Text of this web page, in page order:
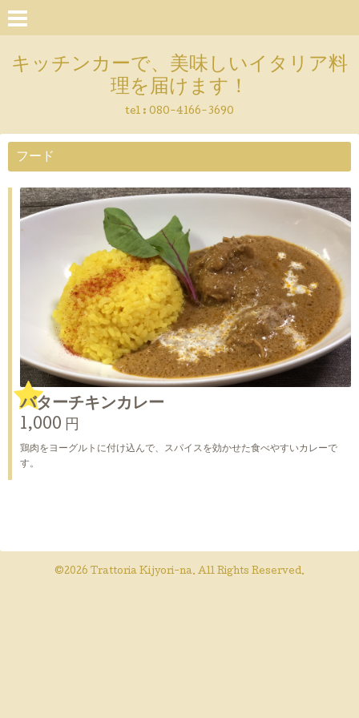
キッチンカーで、美味しいイタリア料
理を届けます！
tel : 080-4166-3690
フード
バターチキンカレー
1,000 円
鶏肉をヨーグルトに付け込んで、スパイスを効かせた食べやすいカレーで
す。
©2026 Trattoria Kijyori-na. All Rights Reserved.